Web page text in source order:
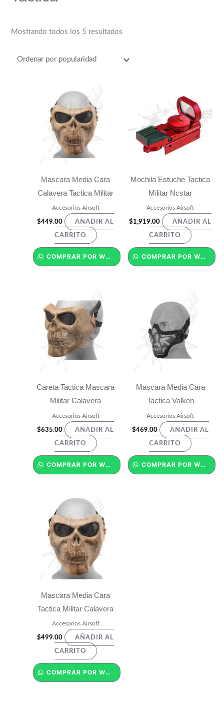
Mostrando todos los 5 resultados
Mascara Media Cara
Calavera Tactica Militar
Accesorios Airsoft
$449.00 AÑADIR AL
CARRITO
COMPRAR POR WHATSAPP
Mochila Estuche Tactica
Militar Ncstar
Accesorios Airsoft
$1,919.00 AÑADIR AL
CARRITO
COMPRAR POR WHATSAPP
Careta Tactica Mascara
Militar Calavera
Accesorios Airsoft
$635.00 AÑADIR AL
CARRITO
COMPRAR POR WHATSAPP
Mascara Media Cara
Tactica Valken
Accesorios Airsoft
$469.00 AÑADIR AL
CARRITO
COMPRAR POR WHATSAPP
Mascara Media Cara
Tactica Militar Calavera
Accesorios Airsoft
$499.00 AÑADIR AL
CARRITO
COMPRAR POR WHATSAPP